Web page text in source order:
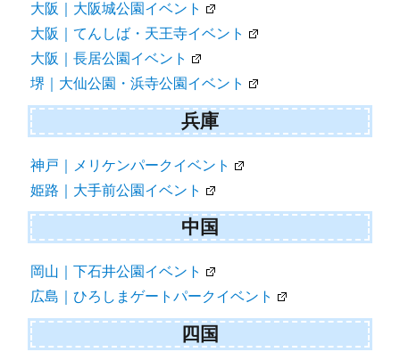
大阪｜大阪城公園イベント
大阪｜てんしば・天王寺イベント
大阪｜長居公園イベント
堺｜大仙公園・浜寺公園イベント
兵庫
神戸｜メリケンパークイベント
姫路｜大手前公園イベント
中国
岡山｜下石井公園イベント
広島｜ひろしまゲートパークイベント
四国